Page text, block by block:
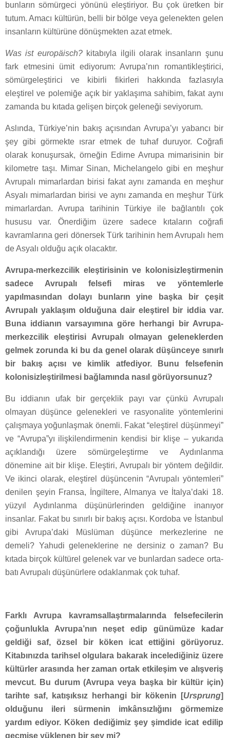
bunların sömürgeci yönünü eleştiriyor. Bu çok üretken bir
tutum. Amacı kültürün, belli bir bölge veya gelenekten gelen
insanların kültürüne dönüşmekten azat etmek.
Was ist europäisch?kitabıyla ilgili olarak insanların şunu
fark etmesini ümit ediyorum: Avrupa’nın romantikleştirici,
sömürgeleştirici ve kibirli fikirleri hakkında fazlasıyla
eleştirel ve polemiğe açık bir yaklaşıma sahibim, fakat aynı
zamanda bu kıtada gelişen birçok geleneği seviyorum.
Aslında, Türkiye’nin bakış açısından Avrupa’yı yabancı bir
şey gibi görmekte ısrar etmek de tuhaf duruyor. Coğrafi
olarak konuşursak, örneğin Edirne Avrupa mimarisinin bir
kilometre taşı. Mimar Sinan, Michelangelo gibi en meşhur
Avrupalı mimarlardan birisi fakat aynı zamanda en meşhur
Asyalı mimarlardan birisi ve aynı zamanda en meşhur Türk
mimarlardan. Avrupa tarihinin Türkiye ile bağlantılı çok
hususu var. Önerdiğim üzere sadece kıtaların coğrafi
kavramlarına geri dönersek Türk tarihinin hem Avrupalı hem
de Asyalı olduğu açık olacaktır.
Avrupa-merkezcilik eleştirisinin ve kolonisizleştirmenin
sadece Avrupalı felsefi miras ve yöntemlerle
yapılmasından dolayı bunların yine başka bir çeşit
Avrupalı yaklaşım olduğuna dair eleştirel bir iddia var.
Buna iddianın varsayımına göre herhangi bir Avrupa-
merkezcilik eleştirisi Avrupalı olmayan geleneklerden
gelmek zorunda ki bu da genel olarak düşünceye sınırlı
bir bakış açısı ve kimlik atfediyor. Bunu felsefenin
kolonisizleştirilmesi bağlamında nasıl görüyorsunuz?
Bu iddianın ufak bir gerçeklik payı var çünkü Avrupalı
olmayan düşünce gelenekleri ve rasyonalite yöntemlerini
çalışmaya yoğunlaşmak önemli. Fakat “eleştirel düşünmeyi”
ve “Avrupa”yı ilişkilendirmenin kendisi bir klişe – yukarıda
açıklandığı üzere sömürgeleştirme ve Aydınlanma
dönemine ait bir klişe. Eleştiri, Avrupalı bir yöntem değildir.
Ve ikinci olarak, eleştirel düşüncenin “Avrupalı yöntemleri”
denilen şeyin Fransa, İngiltere, Almanya ve İtalya’daki 18.
yüzyıl Aydınlanma düşünürlerinden geldiğine inanıyor
insanlar. Fakat bu sınırlı bir bakış açısı. Kordoba ve İstanbul
gibi Avrupa’daki Müslüman düşünce merkezlerine ne
demeli? Yahudi geleneklerine ne dersiniz o zaman? Bu
kıtada birçok kültürel gelenek var ve bunlardan sadece orta-
batı Avrupalı düşünürlere odaklanmak çok tuhaf.
Farklı Avrupa kavramsallaştırmalarında felsefecilerin
çoğunlukla Avrupa’nın neşet edip günümüze kadar
geldiği saf, özsel bir köken icat ettiğini görüyoruz.
Kitabınızda tarihsel olgulara bakarak incelediğiniz üzere
kültürler arasında her zaman ortak etkileşim ve alışveriş
mevcut. Bu durum (Avrupa veya başka bir kültür için)
tarihte saf, katışıksız herhangi bir kökenin [Ursprung]
olduğunu ileri sürmenin imkânsızlığını görmemize
yardım ediyor. Köken dediğimiz şey şimdide icat edilip
geçmişe yüklenen bir şey mi?